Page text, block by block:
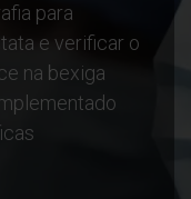
para
e verificar o
na bexiga